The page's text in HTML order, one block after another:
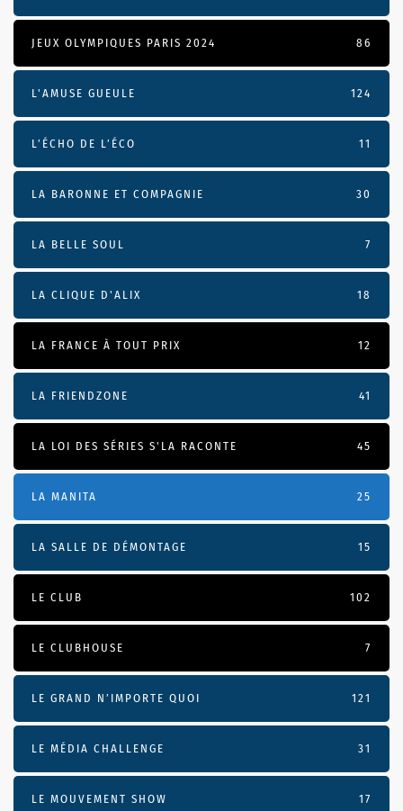
JEUX OLYMPIQUES PARIS 2024 86
L'AMUSE GUEULE 124
L’ÉCHO DE L’ÉCO 11
LA BARONNE ET COMPAGNIE 30
LA BELLE SOUL 7
LA CLIQUE D'ALIX 18
LA FRANCE À TOUT PRIX 12
LA FRIENDZONE 41
LA LOI DES SÉRIES S'LA RACONTE 45
LA MANITA 25
LA SALLE DE DÉMONTAGE 15
LE CLUB 102
LE CLUBHOUSE 7
LE GRAND N’IMPORTE QUOI 121
LE MÉDIA CHALLENGE 31
LE MOUVEMENT SHOW 17